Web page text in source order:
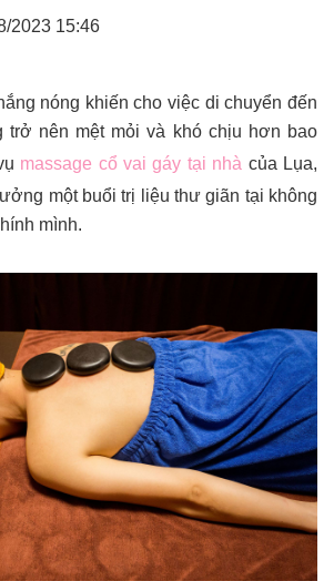
2023 15:46
nóng khiến cho việc di chuyển đến
trở nên mệt mỏi và khó chịu hơn bao
massage cổ vai gáy tại nhà của Lụa,
một buổi trị liệu thư giãn tại không
mình.